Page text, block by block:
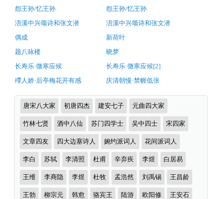
注
释
翻
译
（完）-
古
诗
怨王孙/忆王孙
怨王孙/忆王孙
浯溪中兴颂诗和张文潜
浯溪中兴颂诗和张文潜
偶成
新荷叶
题八咏楼
晓梦
长寿乐·微寒应候
长寿乐·微寒应候[2]
殢人娇·后亭梅花开有感
庆清朝慢·禁幄低张
诗
词
分
类
唐宋八大家 初唐四杰 建安七子 元曲四大家
竹林七贤 酒中八仙 苏门四学士 吴中四士 宋四家
文章四友 四大边塞诗人 婉约派词人 花间派词人
李白 苏轼 李清照 杜甫 辛弃疾 李煜 白居易
王维 李商隐 李煜 杜牧 孟浩然 刘禹锡 王昌龄
王勃 柳宗元 韩愈 骆宾王 陆游 欧阳修 王安石